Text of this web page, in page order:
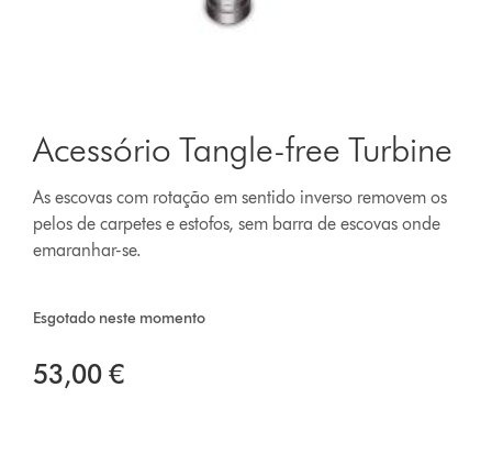
Acessório Tangle-free Turbine
As escovas com rotação em sentido inverso removem os
pelos de carpetes e estofos, sem barra de escovas onde
emaranhar-se.
Esgotado neste momento
53,00 €